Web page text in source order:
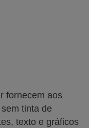
fornecem aos
tinta de
texto e gráficos